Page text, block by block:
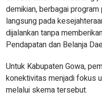
demikian, berbagai
langsung pada
dijalankan tanpa
Pendapatan dan Belanja
Untuk Kabupaten Gowa,
konektivitas menjadi fokus
melalui skema tersebut.